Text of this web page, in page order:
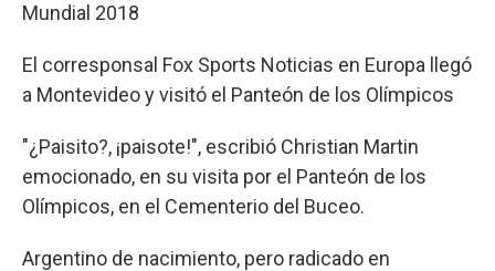
Mundial 2018
El corresponsal Fox Sports Noticias en Europa llegó
a Montevideo y visitó el Panteón de los Olímpicos
"¿Paisito?, ¡paisote!", escribió Christian Martin
emocionado, en su visita por el Panteón de los
Olímpicos, en el Cementerio del Buceo.
Argentino de nacimiento, pero radicado en